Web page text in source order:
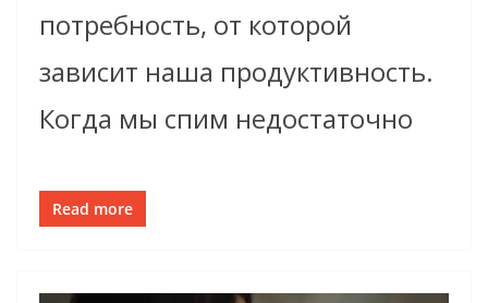
потребность, от которой
зависит наша продуктивность.
Когда мы спим недостаточно
Read more